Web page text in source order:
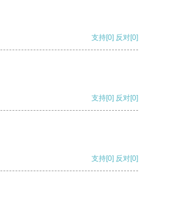
支持[0] 反对[0]
支持[0] 反对[0]
支持[0] 反对[0]